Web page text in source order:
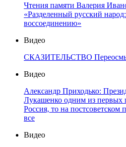
Чтения памяти Валерия
«Разделенный русский
воссоединению»
Видео
СКАЗИТЕЛЬСТВО
Видео
Александр Приходько:
Лукашенко одним из первых
Россия, то на постсоветском
все
Видео